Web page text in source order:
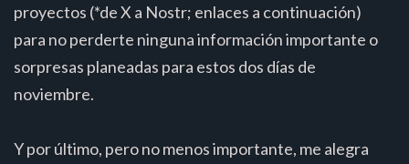
proyectos (*de X a Nostr; enlaces a continuación)
para no perderte ninguna información importante o
sorpresas planeadas para estos dos días de
noviembre.
Y por último, pero no menos importante, me alegra